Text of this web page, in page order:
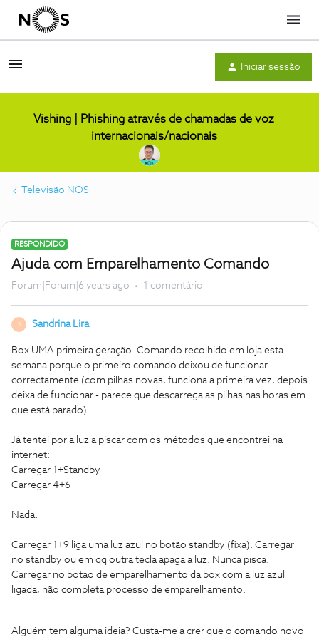
Menu
Iniciar sessão
Vishing | Phishing através de chamadas de voz
internacionais/nacionais
Televisão NOS
RESPONDIDO
Ajuda com Emparelhamento Comando
Forum|Forum|6 years ago 1 comentário
S Sandrina Lira
Box UMA primeira geração. Comando recolhido em loja esta
semana porque o primeiro comando deixou de funcionar
correctamente (com pilhas novas, funciona a primeira vez, depois
deixa de funcionar - parece que descarrega as pilhas nas horas em
que está parado).
Já tentei por a luz a piscar com os métodos que encontrei na
internet:
Carregar 1+Standby
Carregar 4+6
Nada.
Carregar 1+9 liga uma luz azul no botão standby (fixa). Carregar
no standby ou em qq outra tecla apaga a luz. Nunca pisca.
Carregar no botao de emparelhamento da box com a luz azul
ligada, não completa processo de emparelhamento.
Alguém tem alguma ideia? Custa-me a crer que o comando novo